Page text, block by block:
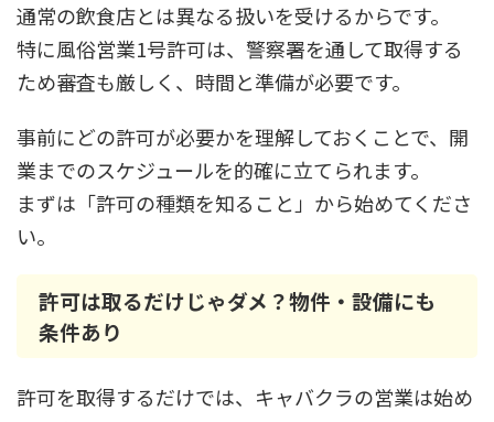
通常の飲食店とは異なる扱いを受けるからです。
特に風俗営業1号許可は、警察署を通して取得する
ため審査も厳しく、時間と準備が必要です。
事前にどの許可が必要かを理解しておくことで、開
業までのスケジュールを的確に立てられます。
まずは「許可の種類を知ること」から始めてくださ
い。
許可は取るだけじゃダメ？物件・設備にも
条件あり
許可を取得するだけでは、キャバクラの営業は始め